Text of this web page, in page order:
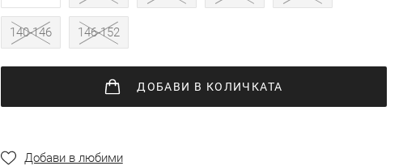
140-146 146-152
ДОБАВИ В КОЛИЧКАТА
Добави в любими